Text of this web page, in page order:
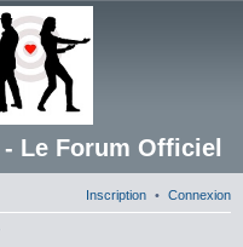
Le Forum Officiel
Connexion
Inscription